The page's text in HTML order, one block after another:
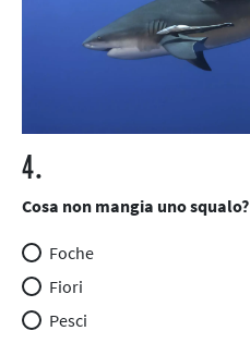
4.
Cosa non mangia uno squalo?
Foche
Fiori
Pesci